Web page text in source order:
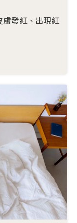
發紅、出現紅